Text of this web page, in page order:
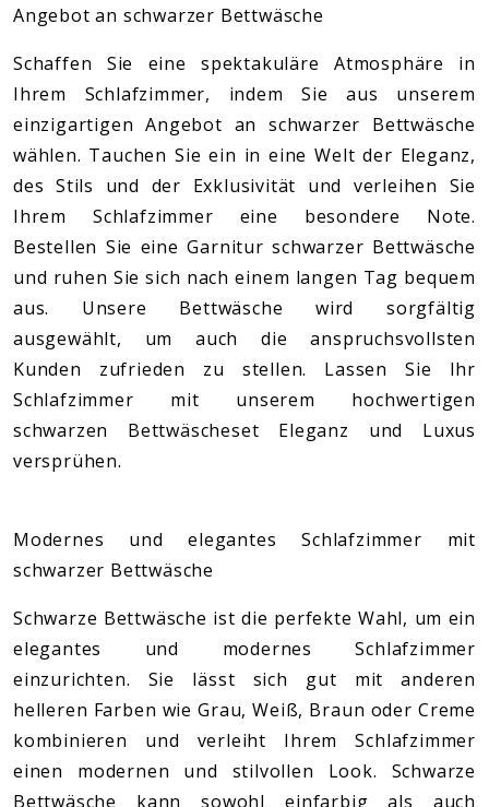
Angebot an schwarzer Bettwäsche
Schaffen Sie eine spektakuläre Atmosphäre in
Ihrem Schlafzimmer, indem Sie aus unserem
einzigartigen Angebot an schwarzer Bettwäsche
wählen. Tauchen Sie ein in eine Welt der Eleganz,
des Stils und der Exklusivität und verleihen Sie
Ihrem Schlafzimmer eine besondere Note.
Bestellen Sie eine Garnitur schwarzer Bettwäsche
und ruhen Sie sich nach einem langen Tag bequem
aus. Unsere Bettwäsche wird sorgfältig
ausgewählt, um auch die anspruchsvollsten
Kunden zufrieden zu stellen. Lassen Sie Ihr
Schlafzimmer mit unserem hochwertigen
schwarzen Bettwäscheset Eleganz und Luxus
versprühen.
Modernes und elegantes Schlafzimmer mit
schwarzer Bettwäsche
Schwarze Bettwäsche ist die perfekte Wahl, um ein
elegantes und modernes Schlafzimmer
einzurichten. Sie lässt sich gut mit anderen
helleren Farben wie Grau, Weiß, Braun oder Creme
kombinieren und verleiht Ihrem Schlafzimmer
einen modernen und stilvollen Look. Schwarze
Bettwäsche kann sowohl einfarbig als auch